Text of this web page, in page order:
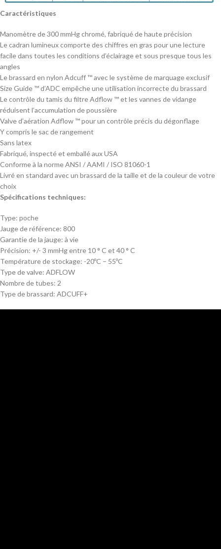
Caractéristiques
Manomètre de 300 mmHg chromé, fabriqué de haute précision
Le cadran lumineux comporte des chiffres en gras pour une lecture
facile dans toutes les conditions d’éclairage et sous presque tous les
angles
Le brassard en nylon Adcuff ™ avec le système de marquage exclusif
Size Guide ™ d’ADC empêche une utilisation incorrecte du brassard
Le contrôle du tamis du filtre Adflow ™ et les vannes de vidange
réduisent l’accumulation de poussière
Valve d’aération Adflow ™ pour un contrôle précis du dégonflage
Y compris le sac de rangement
Sans latex
Fabriqué, inspecté et emballé aux USA
Conforme à la norme ANSI / AAMI / ISO 81060-1
Livré en standard avec un brassard de la taille et de la couleur de votre
choix
Spécifications techniques:
Type: poche
Jauge de référence: 800
Garantie de la jauge: à vie
Précision: +/- 3 mmHg entre 10 ° C et 40 ° C
Température de stockage: -20ºC – 55ºC
Type de valve: ADFLOW
Nombre de tubes: 2
Type de brassard: ADCUFF+